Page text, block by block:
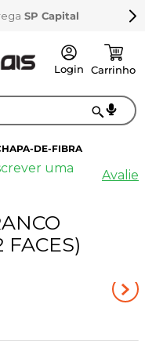
SP Capital
DE-FIBRA
uma
Avalie